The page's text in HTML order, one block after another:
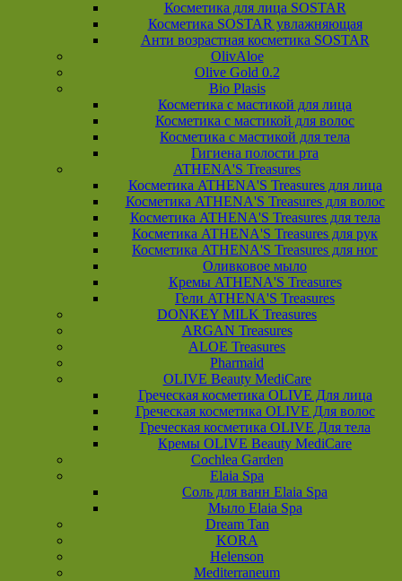
Косметика для лица SOSTAR
Косметика SOSTAR увлажняющая
Анти возрастная косметика SOSTAR
OlivAloe
Olive Gold 0.2
Bio Plasis
Косметика с мастикой для лица
Косметика с мастикой для волос
Косметика с мастикой для тела
Гигиена полости рта
ATHENA'S Treasures
Косметика ATHENA'S Treasures для лица
Косметика ATHENA'S Treasures для волос
Косметика ATHENA'S Treasures для тела
Косметика ATHENA'S Treasures для рук
Косметика ATHENA'S Treasures для ног
Оливковое мыло
Кремы ATHENA'S Treasures
Гели ATHENA'S Treasures
DONKEY MILK Treasures
ARGAN Treasures
ALOE Treasures
Pharmaid
OLIVE Beauty MediCare
Греческая косметика OLIVE Для лица
Греческая косметика OLIVE Для волос
Греческая косметика OLIVE Для тела
Кремы OLIVE Beauty MediCare
Cochlea Garden
Elaia Spa
Соль для ванн Elaia Spa
Мыло Elaia Spa
Dream Tan
KORA
Helenson
Mediterraneum